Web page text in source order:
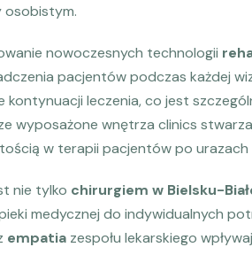
osobistym.
nowoczesnych technologii
pacjentów podczas każdej
kontynuacji leczenia, co jest
wyposażone wnętrza clinics
w terapii pacjentów po urazach
nie tylko chirurgiem w Bielsku-
medycznej do indywidualnych
empatia zespołu lekarskiego